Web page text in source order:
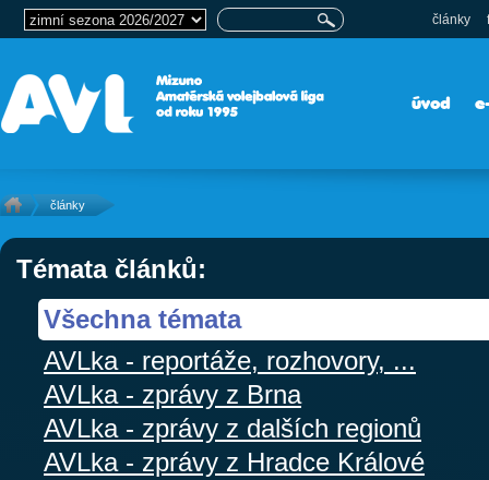
články
úvod
články
Témata článků:
Všechna témata
AVLka - reportáže, rozhovory, ...
AVLka - zprávy z Brna
AVLka - zprávy z dalších regionů
AVLka - zprávy z Hradce Králové